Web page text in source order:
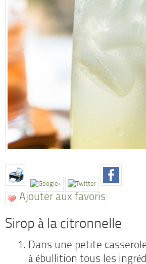
Ajouter aux favoris
Sirop à la citronnelle
Dans une petite
à ébullition tous les